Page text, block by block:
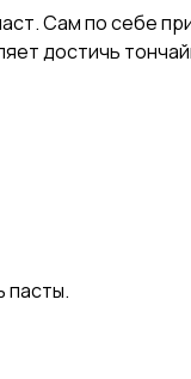
Сам по себе
достичь
пасты.